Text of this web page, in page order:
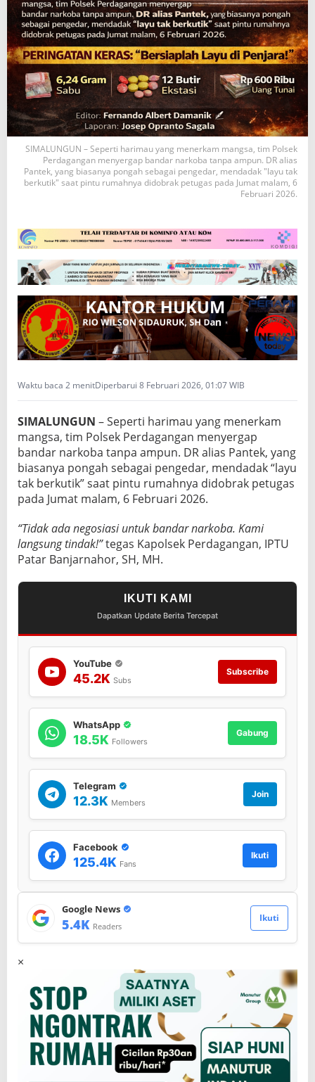
SIMALUNGUN – Seperti harimau yang menerkam mangsa, tim Polsek
Perdagangan menyergap bandar narkoba tanpa ampun. DR alias
Pantek, yang biasanya pongah sebagai pengedar, mendadak "layu tak
berkutik" saat pintu rumahnya didobrak petugas pada Jumat malam, 6
Februari 2026.
Waktu baca 2 menitDiperbarui 8 Februari 2026, 01:07 WIB
SIMALUNGUN – Seperti harimau yang menerkam
mangsa, tim Polsek Perdagangan menyergap
bandar narkoba tanpa ampun. DR alias Pantek, yang
biasanya pongah sebagai pengedar, mendadak “layu
tak berkutik” saat pintu rumahnya didobrak petugas
pada Jumat malam, 6 Februari 2026.
“Tidak ada negosiasi untuk bandar narkoba. Kami
langsung tindak!”tegas Kapolsek Perdagangan, IPTU
Patar Banjarnahor, SH, MH.
IKUTI KAMI
Dapatkan Update Berita Tercepat
YouTube
45.2K Subs
Subscribe
WhatsApp
18.5K Followers
Gabung
Telegram
12.3K Members
Join
Facebook
125.4K Fans
Ikuti
Google News
5.4K Readers
Ikuti
×